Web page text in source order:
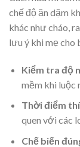
chế độ ăn dặm
khác như cháo,
lưu ý khi mẹ cho
Kiểm tra độ
mềm khi luộc
Thời điểm
quen với các
Chế biến